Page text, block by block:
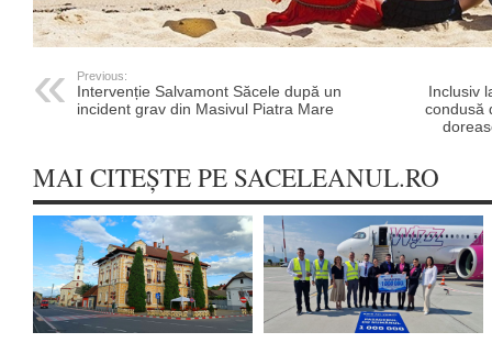
Previous:
Intervenție Salvamont Săcele după un
incident grav din Masivul Piatra Mare
Inclusiv
condusă
MAI CITEȘTE PE SACELEANUL.RO